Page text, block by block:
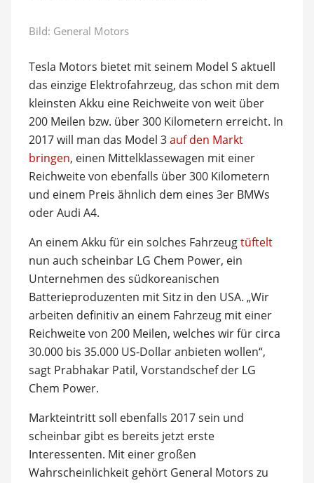
Bild: General Motors
Tesla Motors bietet mit seinem Model S aktuell
das einzige Elektrofahrzeug, das schon mit dem
kleinsten Akku eine Reichweite von weit über
200 Meilen bzw. über 300 Kilometern erreicht. In
2017 will man das Model 3auf den Markt
bringen, einen Mittelklassewagen mit einer
Reichweite von ebenfalls über 300 Kilometern
und einem Preis ähnlich dem eines 3er BMWs
oder Audi A4.
An einem Akku für ein solches Fahrzeugtüftelt
nun auch scheinbar LG Chem Power, ein
Unternehmen des südkoreanischen
Batterieproduzenten mit Sitz in den USA. „Wir
arbeiten definitiv an einem Fahrzeug mit einer
Reichweite von 200 Meilen, welches wir für circa
30.000 bis 35.000 US-Dollar anbieten wollen“,
sagt Prabhakar Patil, Vorstandschef der LG
Chem Power.
Markteintritt soll ebenfalls 2017 sein und
scheinbar gibt es bereits jetzt erste
Interessenten. Mit einer großen
Wahrscheinlichkeit gehört General Motors zu